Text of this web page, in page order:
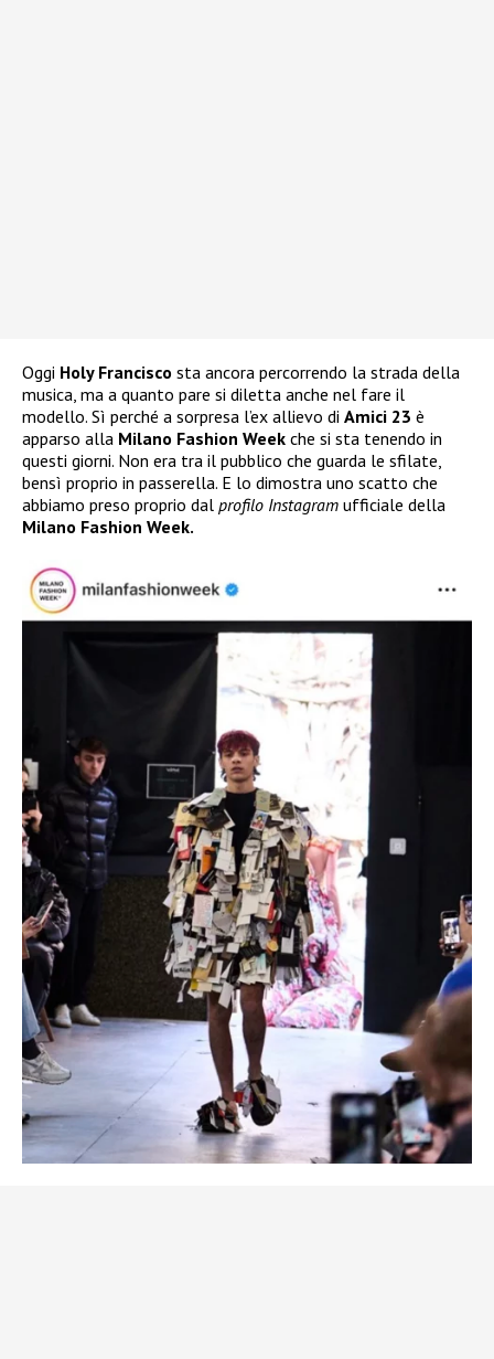
Oggi Holy Francisco sta ancora percorrendo la strada della
musica, ma a quanto pare si diletta anche nel fare il
modello. Sì perché a sorpresa l’ex allievo di Amici 23 è
apparso alla Milano Fashion Week che si sta tenendo in
questi giorni. Non era tra il pubblico che guarda le sfilate,
bensì proprio in passerella. E lo dimostra uno scatto che
abbiamo preso proprio dal profilo Instagram ufficiale della
Milano Fashion Week.